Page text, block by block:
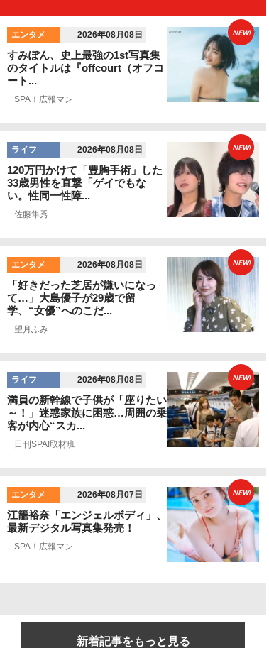
エンタメ 2026年08月08日
すみぽん、史上最強の1st写真集
のタイトルは『offcourt（オフコ
ート...
SPA！広報マン
NEW!
ライフ 2026年08月08日
120万円かけて「豊胸手術」した
33歳男性を直撃「ゲイでもな
い。性同一性障...
佐藤隼秀
NEW!
エンタメ 2026年08月08日
「好きだった芝居が嫌いになっ
て…」大島優子が29歳で留
学、“女優”へのこだ...
望月ふみ
NEW!
ライフ 2026年08月08日
満員の新幹線で子供が「座りたい
～！」迷惑家族に困惑…周囲の乗
客が内心“スカ...
日刊SPA!取材班
NEW!
エンタメ 2026年08月07日
江籠裕奈「エンジェルボディ」、
最新デジタル写真集発売！
SPA！広報マン
NEW!
新着記事をもっと見る